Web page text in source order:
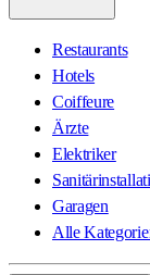
Restaurants
Hotels
Coiffeure
Ärzte
Elektriker
Garagen
Alle